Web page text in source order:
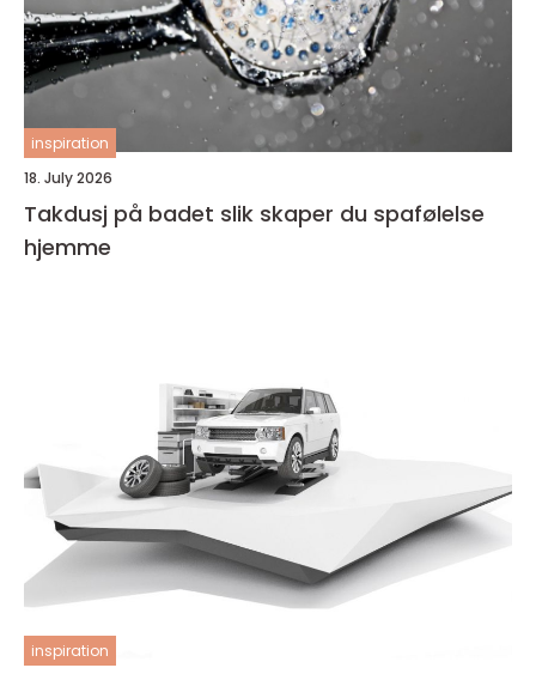
inspiration
18. July 2026
Takdusj på badet slik skaper du spafølelse
hjemme
inspiration